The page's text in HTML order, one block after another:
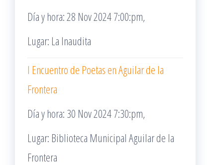
Día y hora: 28 Nov 2024 7:00:pm,
Lugar: La Inaudita
I Encuentro de Poetas en Aguilar de la
Frontera
Día y hora: 30 Nov 2024 7:30:pm,
Lugar: Biblioteca Municipal Aguilar de la
Frontera